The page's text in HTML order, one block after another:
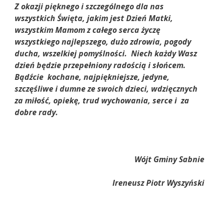
Z okazji pięknego i szczególnego dla nas
wszystkich Święta, jakim jest Dzień Matki,
wszystkim Mamom z całego serca życzę
wszystkiego najlepszego, dużo zdrowia, pogody
ducha, wszelkiej pomyślności. Niech każdy Wasz
dzień będzie przepełniony radością i słońcem.
Bądźcie kochane, najpiękniejsze, jedyne,
szczęśliwe i dumne ze swoich dzieci, wdzięcznych
za miłość, opiekę, trud wychowania, serce i za
dobre rady.
Wójt Gminy Sabnie
Ireneusz Piotr Wyszyński